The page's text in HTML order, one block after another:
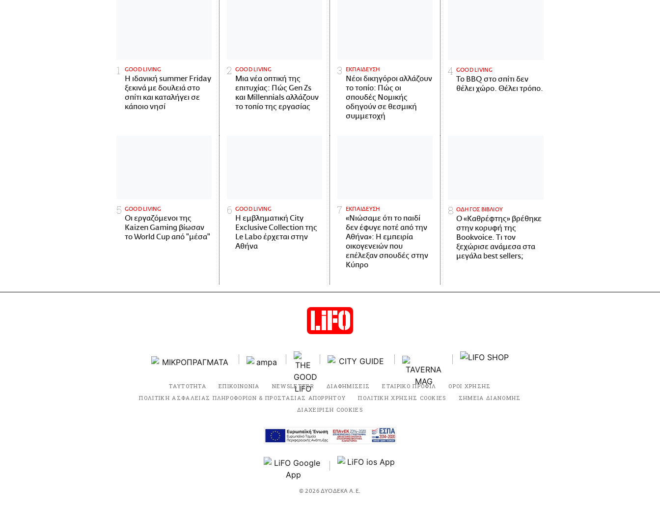
GOOD LIVING
Η ιδανική summer Friday
ξεκινά με δουλειά στο
σπίτι και καταλήγει σε
κάποιο νησί
GOOD LIVING
Μια νέα οπτική της
επιτυχίας: Πώς Gen Zs
και Millennials αλλάζουν
το τοπίο της εργασίας
ΕΚΠΑΙΔΕΥΣΗ
Νέοι δικηγόροι αλλάζουν
το τοπίο: Πώς οι
σπουδές Νομικής
οδηγούν σε θεσμική
συμμετοχή
GOOD LIVING
Το BBQ στο σπίτι δεν
θέλει χώρο. Θέλει τρόπο.
GOOD LIVING
Οι εργαζόμενοι της
Kaizen Gaming βίωσαν
το World Cup από "μέσα"
GOOD LIVING
Η εμβληματική City
Exclusive Collection της
Le Labo έρχεται στην
Αθήνα
ΕΚΠΑΙΔΕΥΣΗ
«Νιώσαμε ότι το παιδί
δεν έφυγε ποτέ από την
Αθήνα»: Η εμπειρία
οικογενειών που
επέλεξαν σπουδές στην
Κύπρο
ΟΔΗΓΟΣ ΒΙΒΛΙΟΥ
Ο «Καθρέφτης» βρέθηκε
στην κορυφή της
Bookvoice. Τι τον
ξεχώρισε ανάμεσα στα
μεγάλα best sellers;
ΤΑΥΤΟΤΗΤΑ ΕΠΙΚΟΙΝΩΝΙΑ NEWSLETTER ΔΙΑΦΗΜΙΣΕΙΣ ΕΤΑΙΡΙΚΟ ΠΡΟΦΙΛ
ΟΡΟΙ ΧΡΗΣΗΣ
ΠΟΛΙΤΙΚΗ ΑΣΦΑΛΕΙΑΣ ΠΛΗΡΟΦΟΡΙΩΝ & ΠΡΟΣΤΑΣΙΑΣ ΑΠΟΡΡΗΤΟΥ
ΠΟΛΙΤΙΚΗ ΧΡΗΣΗΣ COOKIES
ΣΗΜΕΙΑ ΔΙΑΝΟΜΗΣ
ΔΙΑΧΕΙΡΙΣΗ COOKIES
© 2026 ΔΥΟΔΕΚΑ Α.Ε.